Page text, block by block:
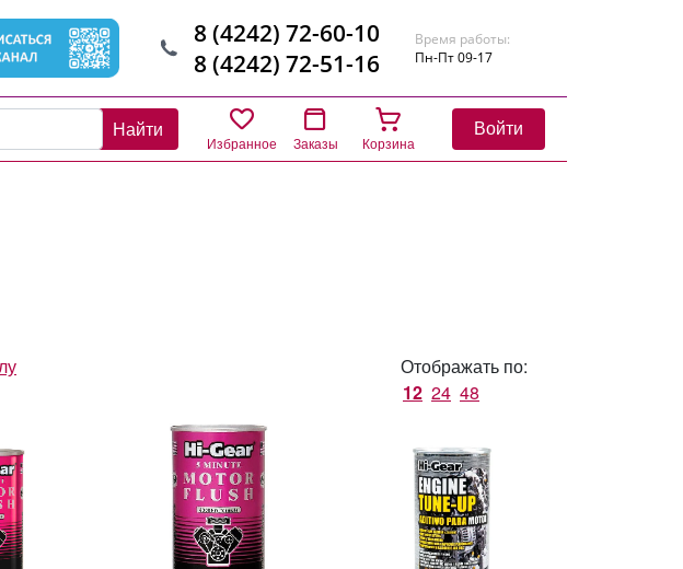
8 (4242) 72-60-10
8 (4242) 72-51-16
Время работы:
Пн-Пт 09-17
Найти
Избранное Заказы Корзина
Войти
Отображать по:
12 24 48